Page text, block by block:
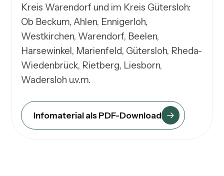
Kreis Warendorf und im Kreis Gütersloh:
Ob Beckum, Ahlen, Ennigerloh,
Westkirchen, Warendorf, Beelen,
Harsewinkel, Marienfeld, Gütersloh, Rheda-
Wiedenbrück, Rietberg, Liesborn,
Wadersloh u.v.m.
Infomaterial als PDF-Download